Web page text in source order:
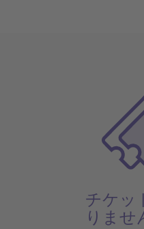
チケッ
りませ